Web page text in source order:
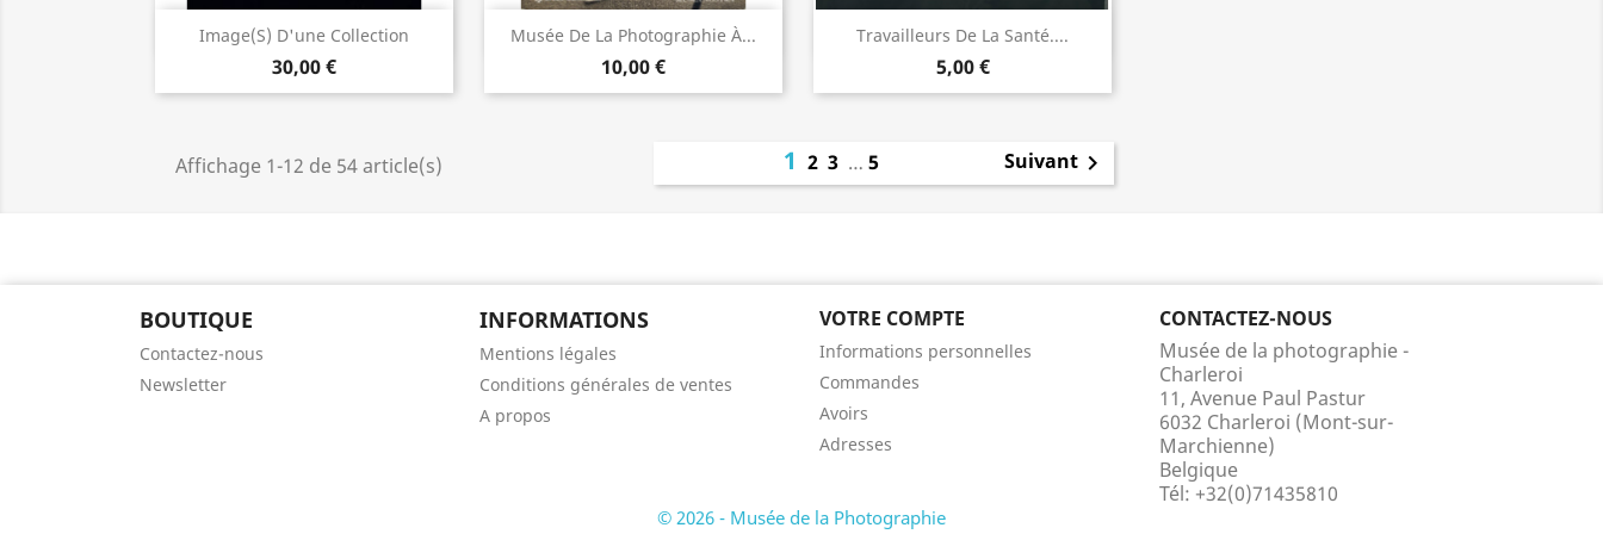
Image(s) D'une Collection
30,00 €
Aperçu rapide Musée De La Photographie À...
10,00 €
Aperçu rapide Travailleurs De La Santé....
5,00 €
Aperçu rapide
Affichage 1-12 de 54 article(s) 123 … 5 Suivant 
BOUTIQUE
Contactez-nous
Newsletter
INFORMATIONS
Mentions légales
Conditions générales de ventes
A propos
VOTRE COMPTE
Informations personnelles
Commandes
Avoirs
Adresses
CONTACTEZ-NOUS
Musée de la photographie -
Charleroi
11, Avenue Paul Pastur
6032 Charleroi (Mont-sur-
Marchienne)
Belgique
Tél: +32(0)71435810
© 2026 - Musée de la Photographie